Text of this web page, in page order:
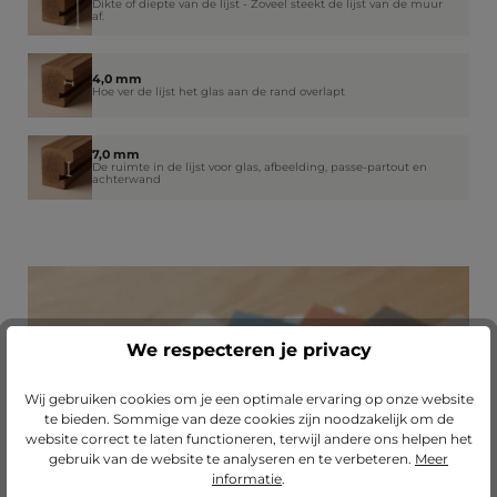
Dikte of diepte van de lijst - Zoveel steekt de lijst van de muur
af.
4,0 mm
Hoe ver de lijst het glas aan de rand overlapt
7,0 mm
De ruimte in de lijst voor glas, afbeelding, passe-partout en
achterwand
Passend passe-partout?
Verfraai je lijst met een hoogwaardig passe-
partout van Mijn Favoriete Lijst.
We respecteren je privacy
Wij gebruiken cookies om je een optimale ervaring op onze website
te bieden. Sommige van deze cookies zijn noodzakelijk om de
website correct te laten functioneren, terwijl andere ons helpen het
gebruik van de website te analyseren en te verbeteren. Meer
informatie.